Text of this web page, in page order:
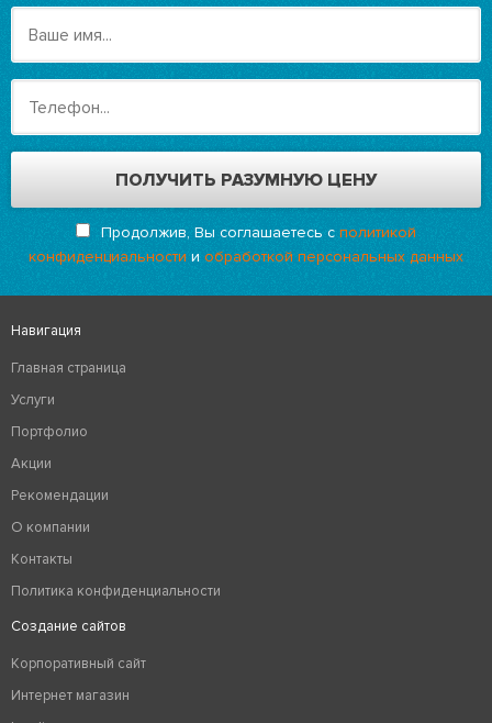
Продолжив, Вы соглашаетесь с политикой
конфиденциальности и обработкой персональных данных
Навигация
Главная страница
Услуги
Портфолио
Акции
Рекомендации
О компании
Контакты
Политика конфиденциальности
Создание сайтов
Корпоративный сайт
Интернет магазин